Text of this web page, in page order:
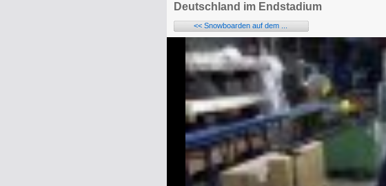
Deutschland im Endstadium
<< Snowboarden auf dem ...